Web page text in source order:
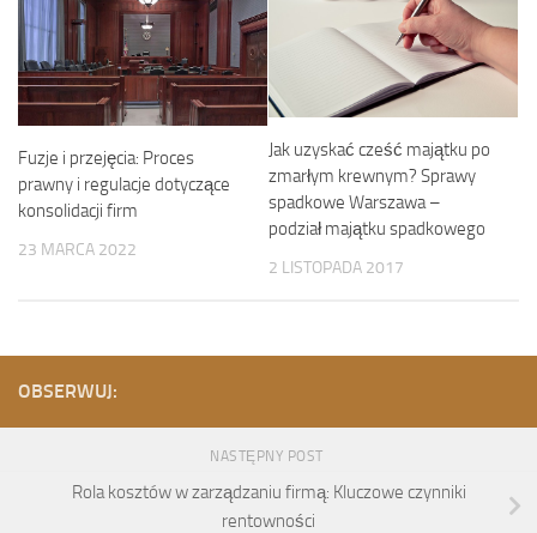
Fuzje i przejęcia: Proces
prawny i regulacje dotyczące
konsolidacji firm
23 MARCA 2022
Jak uzyskać cześć majątku po
zmarłym krewnym? Sprawy
spadkowe Warszawa –
podział majątku spadkowego
2 LISTOPADA 2017
OBSERWUJ:
NASTĘPNY POST
Rola kosztów w zarządzaniu firmą: Kluczowe czynniki
rentowności